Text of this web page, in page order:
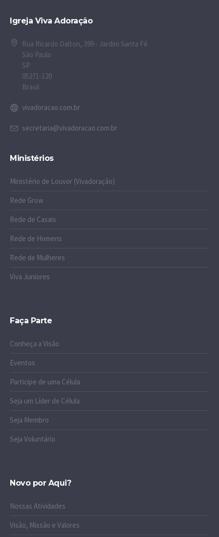
Igreja Viva Adoração
Rua Ricardo Dalton, 399 - Jardim Santa Fé
São Paulo
SP
05271-120
Brasil
vivadoracao.com.br
secretaria@vivadoracao.com.br
Ministérios
Ministério de Louvor (Vivadoração)
Rede Grow
Rede de Casais
Rede de Homens
Rede de Mulheres
Viva Juniores
Faça Parte
Conheça a Visão
Eventos
Participe de uma Célula
Seja um Líder de Célula
Seja Membro
Seja Voluntário
Novo por Aqui?
Nossas Atividades
Visão, Missão e Valores